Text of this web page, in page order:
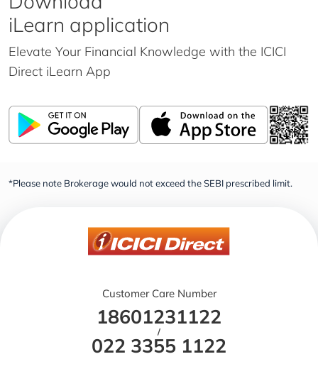
iLearn application
Elevate Your Financial Knowledge with the ICICI
Direct iLearn App
*Please note Brokerage would not exceed the SEBI prescribed limit.
Customer Care Number
18601231122
/
022 3355 1122